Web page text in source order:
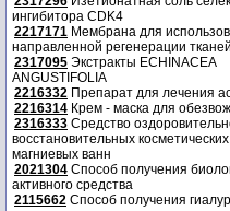
ингибитора CDK4
2217171 Мембрана для
направленной регенерации тканей
2317095 Экстракты ECHINACEA
ANGUSTIFOLIA
2216332 Препарат для лечения
2216314 Крем - маска для
2316333 Средство
восстановительных
магниевых ванн
2021304 Способ получения
активного средства
2115662 Способ получения